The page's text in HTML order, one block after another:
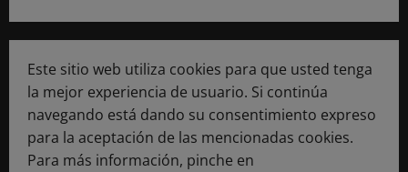
Este sitio web utiliza cookies para que usted tenga
la mejor experiencia de usuario. Si continúa
navegando está dando su consentimiento expreso
para la aceptación de las mencionadas cookies.
Para más información, pinche en